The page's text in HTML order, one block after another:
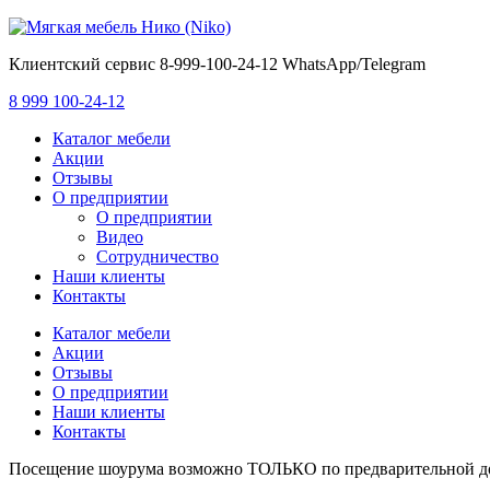
Клиентский сервис 8-999-100-24-12 WhatsApp/Telegram
8 999 100-24-12
Каталог мебели
Акции
Отзывы
О предприятии
О предприятии
Видео
Сотрудничество
Наши клиенты
Контакты
Каталог мебели
Акции
Отзывы
О предприятии
Наши клиенты
Контакты
Посещение шоурума возможно ТОЛЬКО по предварительной